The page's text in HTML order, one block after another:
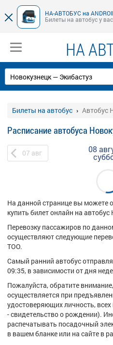
НА-АВТОБУС на
Билеты на автобус у
НА
Билеты на автобус Автобус
Расписание автобуса
07 авг 08
На данной странице вы можете
купить билет онлайн на автобус
Перевозку пассажиров по
осуществляют следующие
ТОО.
Самый ранний автобус
09:35, в зависимости от дня
Пожалуйста, обратите
осуществляется при
удостоверяющих личность,
- свидетельство о рождении).
распечатывать посадочный
в вашем бланке или на сайте в